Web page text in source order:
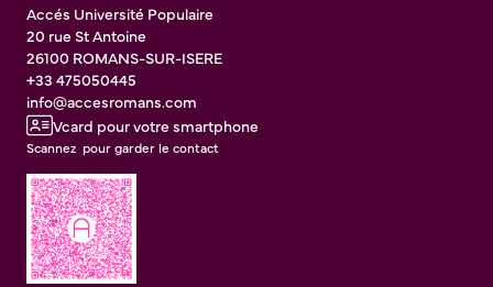
Accés Université Populaire
20 rue St Antoine
26100 ROMANS-SUR-ISERE
+33 475050445
info@accesromans.com
Vcard pour votre smartphone
Scannez pour garder le contact